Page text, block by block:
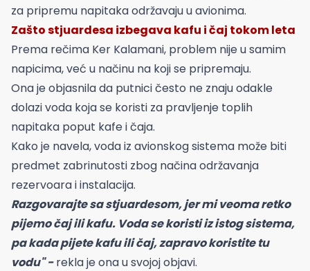
za pripremu napitaka održavaju u avionima.
Zašto stjuardesa izbegava kafu i čaj tokom leta
Prema rečima Ker Kalamani, problem nije u samim
napicima, već u načinu na koji se pripremaju.
Ona je objasnila da putnici često ne znaju odakle
dolazi voda koja se koristi za pravljenje toplih
napitaka poput kafe i čaja.
Kako je navela, voda iz avionskog sistema može biti
predmet zabrinutosti zbog načina održavanja
rezervoara i instalacija.
Razgovarajte sa stjuardesom, jer mi veoma retko
pijemo čaj ili kafu. Voda se koristi iz istog sistema,
pa kada pijete kafu ili čaj, zapravo koristite tu
vodu" -rekla je ona u svojoj objavi.